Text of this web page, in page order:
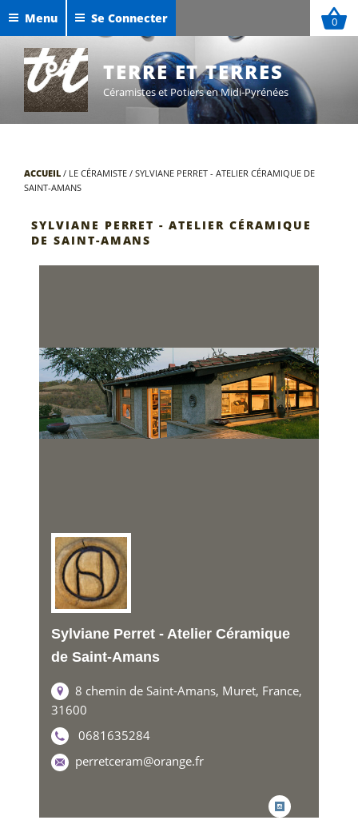
contenu
principal
Céramiques de Maxime Defer
Exposition Sigillées 2025TERRE ET TERRES
Céramistes et Potiers en Midi-Pyrénées
Menu Se Connecter
ACCUEIL / LE CÉRAMISTE / SYLVIANE PERRET - ATELIER CÉRAMIQUE DE
SAINT-AMANS
SYLVIANE PERRET - ATELIER CÉRAMIQUE
DE SAINT-AMANS
Sylviane Perret - Atelier Céramique
de Saint-Amans
8 chemin de Saint-Amans, Muret, France,
31600
0681635284
perretceram@orange.fr
0